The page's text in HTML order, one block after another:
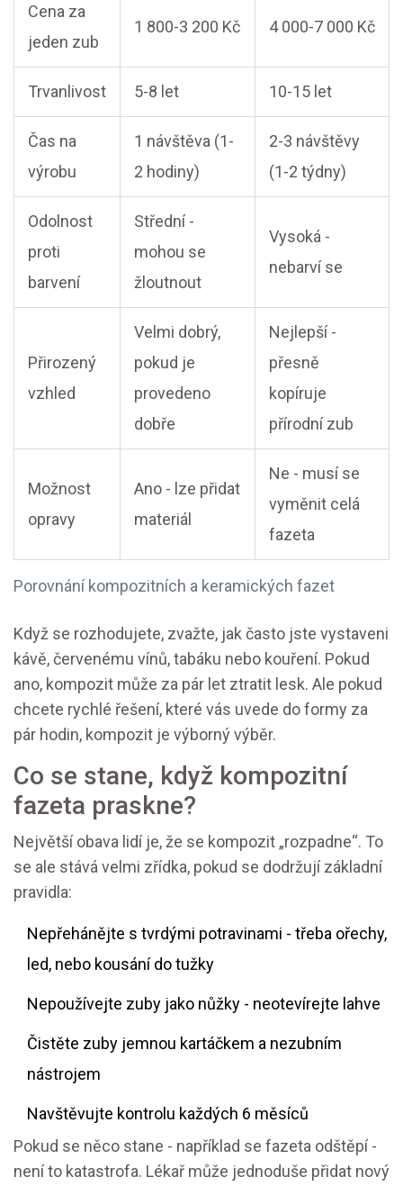
Porovnání kompozitních a keramických fazet
Cena za
jeden zub
1 800-3 200 Kč 4 000-7 000 Kč
Trvanlivost 5-8 let 10-15 let
Čas na
výrobu
1 návštěva (1-
2 hodiny)
2-3 návštěvy
(1-2 týdny)
Odolnost
proti
barvení
Střední -
mohou se
žloutnout
Vysoká -
nebarví se
Přirozený
vzhled
Velmi dobrý,
pokud je
provedeno
dobře
Nejlepší -
přesně
kopíruje
přírodní zub
Možnost
opravy
Ano - lze přidat
materiál
Ne - musí se
vyměnit celá
fazeta
Když se rozhodujete, zvažte, jak často jste vystaveni
kávě, červenému vínů, tabáku nebo kouření. Pokud
ano, kompozit může za pár let ztratit lesk. Ale pokud
chcete rychlé řešení, které vás uvede do formy za
pár hodin, kompozit je výborný výběr.
Co se stane, když kompozitní
fazeta praskne?
Největší obava lidí je, že se kompozit „rozpadne“. To
se ale stává velmi zřídka, pokud se dodržují základní
pravidla:
Nepřehánějte s tvrdými potravinami - třeba ořechy,
led, nebo kousání do tužky
Nepoužívejte zuby jako nůžky - neotevírejte lahve
Čistěte zuby jemnou kartáčkem a nezubním
nástrojem
Navštěvujte kontrolu každých 6 měsíců
Pokud se něco stane - například se fazeta odštěpí -
není to katastrofa. Lékař může jednoduše přidat nový